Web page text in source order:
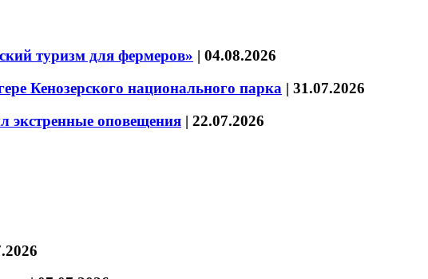
туризм для фермеров» | 04.08.2026
Кенозерского национального парка | 31.07.2026
экстренные оповещения | 22.07.2026